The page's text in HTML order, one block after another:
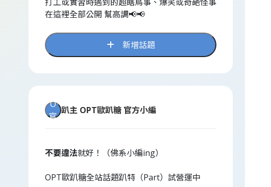
在這裡全部公開 幫高調📢📢
新增話題
O
官
趴主 OPT歐趴糖 官方小編
不要違法就好！（佛系小編ing）
OPT歐趴糖全站話題趴特（Part）試營運中